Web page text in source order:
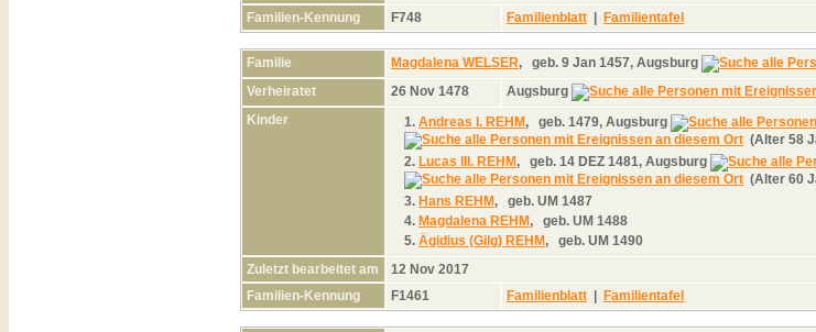
Familien-Kennung
F748 Familienblatt | Familientafel
Familie Magdalena WELSER, geb. 9 Jan 1457, Augsburg
Verheiratet
26 Nov 1478
Augsburg
Kinder
1. Andreas I. REHM, geb. 1479, Augsburg
(Alter 58
2. Lucas III. REHM, geb. 14 DEZ 1481, Augsburg
(Alter 60
3. Hans REHM, geb. UM 1487
4. Magdalena REHM, geb. UM 1488
5. Ägidius (Gilg) REHM, geb. UM 1490
Zuletzt bearbeitet am
12 Nov 2017
Familien-Kennung
F1461 Familienblatt | Familientafel